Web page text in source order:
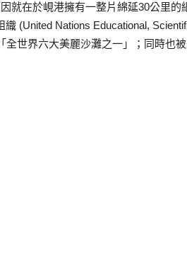
就在於峴港擁有一整片綿延30公里的
(United Nations Educational,
全世界六大美麗沙灘之一」；同時也